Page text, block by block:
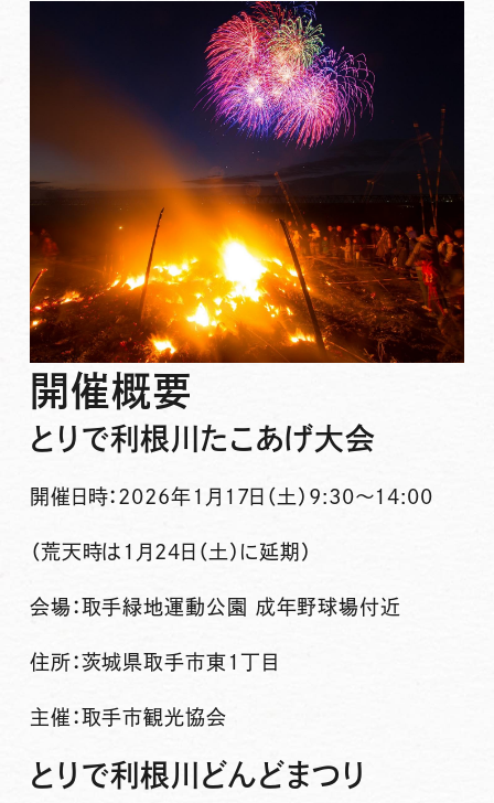
開催概要
とりで利根川たこあげ大会
開催日時：2026年1月17日（土）9:30～14:00
（荒天時は1月24日（土）に延期）
会場：取手緑地運動公園 成年野球場付近
住所：茨城県取手市東1丁目
主催 ：取手市観光協会
とりで利根川どんどまつり